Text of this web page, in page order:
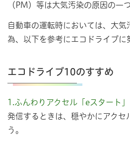
（PM）等は大気汚染の原因の一
自動車の運転時においては、大気
為、以下を参考にエコドライブに
エコドライブ10のすすめ
1.ふんわりアクセル「eスタート」
発信するときは、穏やかにアクセ
う。